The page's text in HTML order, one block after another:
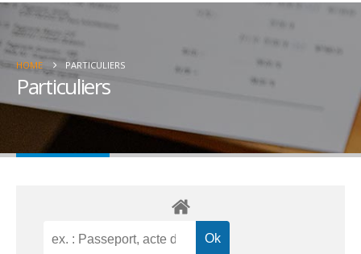
HOME PARTICULIERS
Particuliers